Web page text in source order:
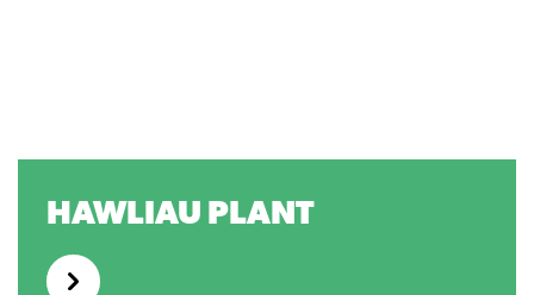
HAWLIAU PLANT